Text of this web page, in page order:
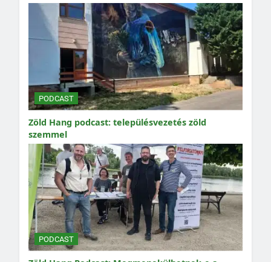
PODCAST
Zöld Hang podcast: településvezetés zöld
szemmel
PODCAST